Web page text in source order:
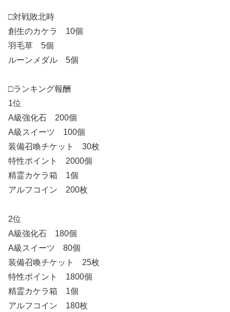
□対戦敗北時
創生のカケラ 10個
羽毛草 5個
ルーンメダル 5個
□ランキング報酬
1位
A級強化石 200個
A級スイーツ 100個
装備召喚チケット 30枚
特性ポイント 2000個
精霊カケラ箱 1個
アルフコイン 200枚
2位
A級強化石 180個
A級スイーツ 80個
装備召喚チケット 25枚
特性ポイント 1800個
精霊カケラ箱 1個
アルフコイン 180枚